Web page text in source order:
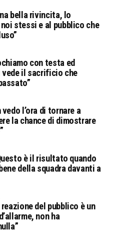
bella rivincita, lo
stessi e al pubblico che
con testa ed
il sacrificio che
vedo l’ora di tornare a
la chance di dimostrare
è il risultato quando
della squadra davanti a
reazione del pubblico è un
non ha